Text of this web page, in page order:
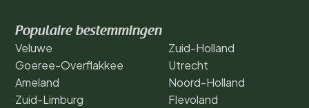
Populaire bestemmingen
Veluwe
Goeree-Overflakkee
Ameland
Zuid-Limburg
Zuid-Holland
Utrecht
Noord-Holland
Flevoland